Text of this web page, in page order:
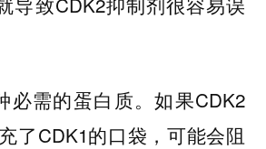
必需的蛋白质。如果CDK2
了CDK1的口袋，可能会阻